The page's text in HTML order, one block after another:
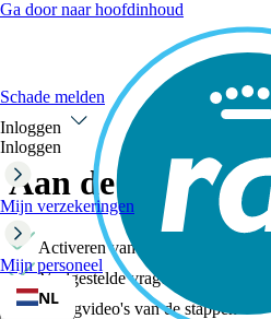
Ga door naar hoofdinhoud
Schade melden
Inloggen
Inloggen
Mijn verzekeringen
Mijn personeel
NL
Aan de slag
Activeren van jouw account
Veelgestelde vragen
Uitlegvideo's van de stappen